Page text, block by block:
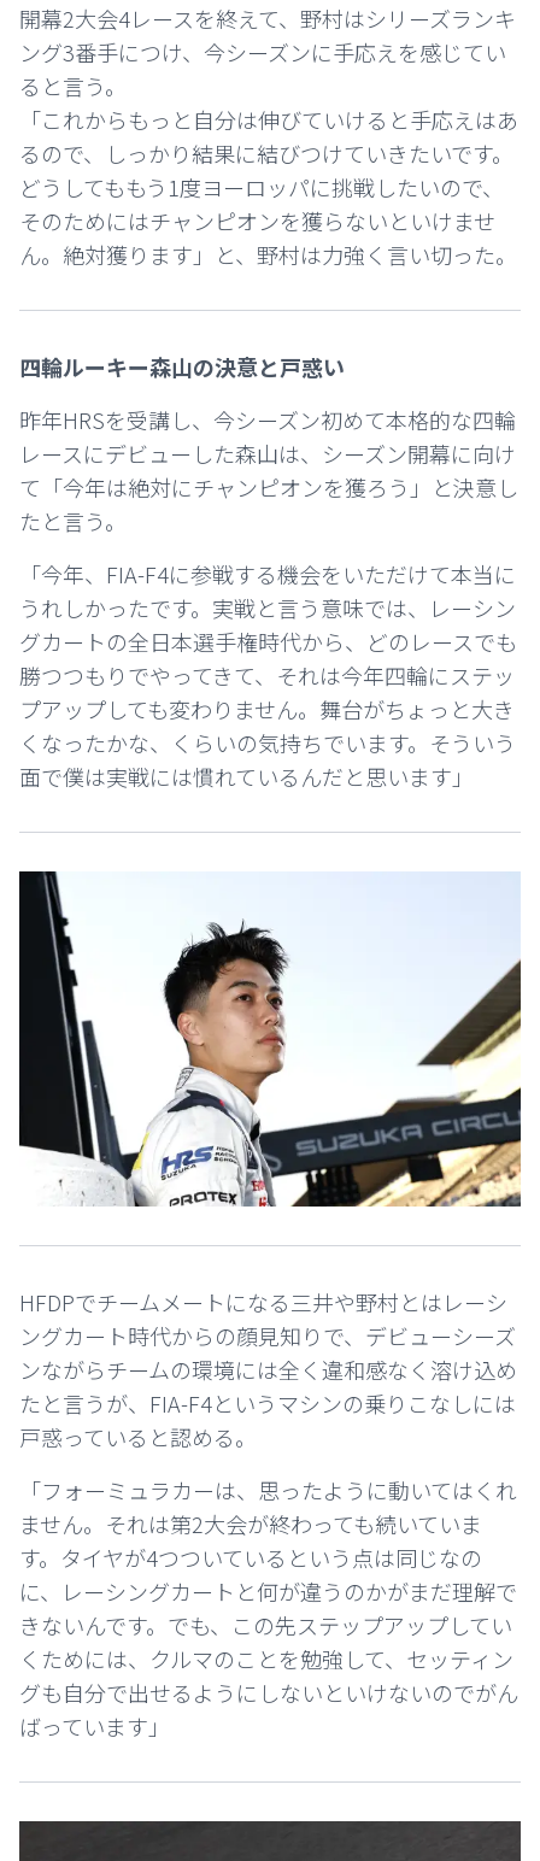
開幕2大会4レースを終えて、野村はシリーズランキ
ング3番手につけ、今シーズンに手応えを感じてい
ると言う。
「これからもっと自分は伸びていけると手応えはあ
るので、しっかり結果に結びつけていきたいです。
どうしてももう1度ヨーロッパに挑戦したいので、
そのためにはチャンピオンを獲らないといけませ
ん。絶対獲ります」と、野村は力強く言い切った。
四輪ルーキー森山の決意と戸惑い
昨年HRSを受講し、今シーズン初めて本格的な四輪
レースにデビューした森山は、シーズン開幕に向け
て「今年は絶対にチャンピオンを獲ろう」と決意し
たと言う。
「今年、FIA-F4に参戦する機会をいただけて本当に
うれしかったです。実戦と言う意味では、レーシン
グカートの全日本選手権時代から、どのレースでも
勝つつもりでやってきて、それは今年四輪にステッ
プアップしても変わりません。舞台がちょっと大き
くなったかな、くらいの気持ちでいます。そういう
面で僕は実戦には慣れているんだと思います」
HFDPでチームメートになる三井や野村とはレーシ
ングカート時代からの顔見知りで、デビューシーズ
ンながらチームの環境には全く違和感なく溶け込め
たと言うが、FIA-F4というマシンの乗りこなしには
戸惑っていると認める。
「フォーミュラカーは、思ったように動いてはくれ
ません。それは第2大会が終わっても続いていま
す。タイヤが4つついているという点は同じなの
に、レーシングカートと何が違うのかがまだ理解で
きないんです。でも、この先ステップアップしてい
くためには、クルマのことを勉強して、セッティン
グも自分で出せるようにしないといけないのでがん
ばっています」